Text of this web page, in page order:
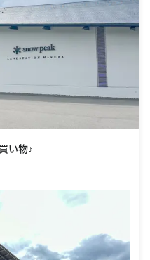
い物♪